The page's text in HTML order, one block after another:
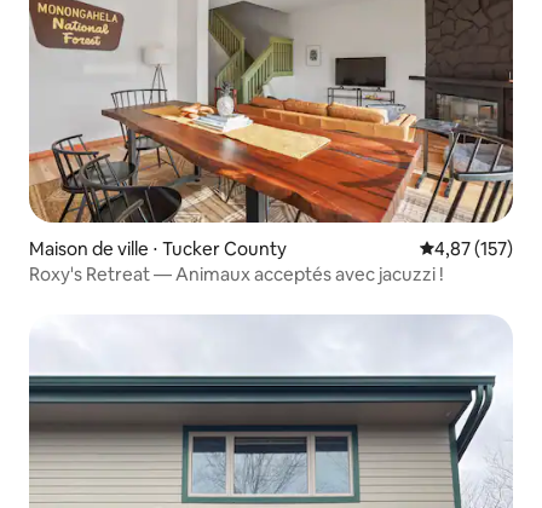
Maison de ville ⋅ Tucker County Évaluation
4,87 (157)
Roxy's Retreat — Animaux acceptés avec jacuzzi !